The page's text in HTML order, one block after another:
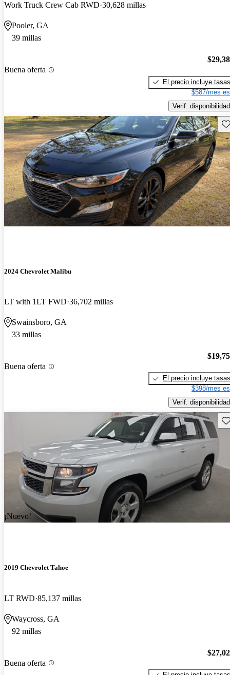
Work Truck Crew Cab RWD 30,628 millas
Pooler, GA
39 millas
Buena oferta
El precio incluye tasas
$587/mes
Verif. disponibilidad
2024 Chevrolet Malibu
LT with 1LT FWD 36,702 millas
Swainsboro, GA
33 millas
Buena oferta
El precio incluye tasas
$398/mes
Verif. disponibilidad
¡Nuevo!
2019 Chevrolet Tahoe
LT RWD 85,137 millas
Waycross, GA
92 millas
Buena oferta